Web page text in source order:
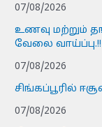
07/08/2026
உணவு மற்றும்
வேலை வாய்ப்பு.!!
07/08/2026
சிங்கப்பூரில்
07/08/2026